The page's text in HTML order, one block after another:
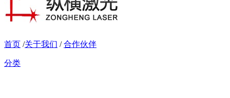
首页 /关于我们 /合作伙伴
分类